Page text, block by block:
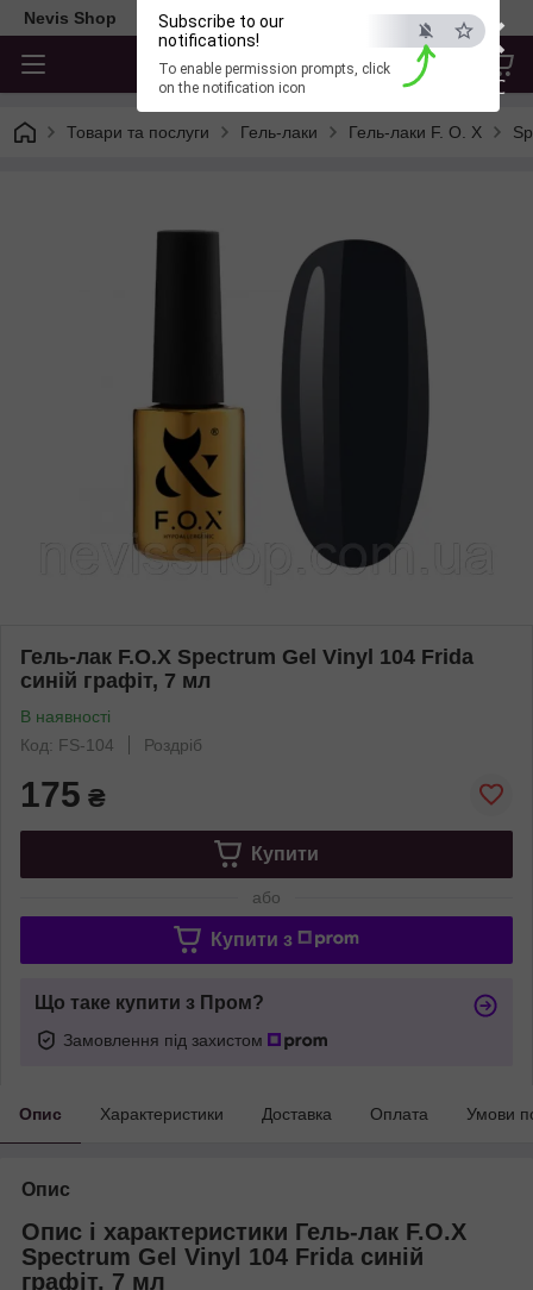
×
ESC
Subscribe to our
notifications!
To enable permission prompts, click
on the notification icon
Nevis Shop
Товари та послуги Гель-лаки Гель-лаки F. O. X
Гель-лак F.O.X Spectrum Gel Vinyl 104 Frida
синій графіт, 7 мл
В наявності
Код: FS-104
Роздріб
175 ₴
Купити
або
Купити з
Що таке купити з Пром?
Замовлення під захистом
Опис Характеристики Доставка Оплата Умови
Опис
Опис і характеристики Гель-лак F.O.X
Spectrum Gel Vinyl 104 Frida синій
графіт, 7 мл